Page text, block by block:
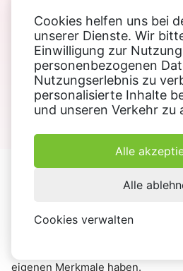
Cookies helfen uns bei
unserer Dienste. Wir
Einwilligung zur
personenbezogenen
Nutzungserlebnis zu
personalisierte Inhalte
und unseren Verkehr zu
Alle
Alle
Cookies verwalten
Dateien. Konvertieren,
von Videos, Hinzufügen von
mehr!
Kostenloser
eigenen Merkmale haben.